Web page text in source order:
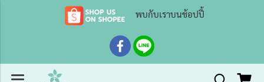
พบกับเราบนช้อปปี้